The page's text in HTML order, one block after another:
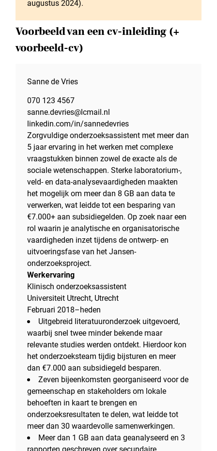
augustus 2024).
Voorbeeld van een cv-inleiding (+
voorbeeld-cv)
Sanne de Vries
070 123 4567
sanne.devries@lcmail.nl
linkedin.com/in/sannedevries
Zorgvuldige onderzoeksassistent met meer dan
5 jaar ervaring in het werken met complexe
vraagstukken binnen zowel de exacte als de
sociale wetenschappen. Sterke laboratorium-,
veld- en data-analysevaardigheden maakten
het mogelijk om meer dan 8 GB aan data te
verwerken, wat leidde tot een besparing van
€7.000+ aan subsidiegelden. Op zoek naar een
rol waarin je analytische en organisatorische
vaardigheden inzet tijdens de ontwerp- en
uitvoeringsfase van het Jansen-
onderzoeksproject.
Werkervaring
Klinisch onderzoeksassistent
Universiteit Utrecht, Utrecht
Februari 2018–heden
Uitgebreid literatuuronderzoek uitgevoerd,
waarbij snel twee minder bekende maar
relevante studies werden ontdekt. Hierdoor kon
het onderzoeksteam tijdig bijsturen en meer
dan €7.000 aan subsidiegeld besparen.
Zeven bijeenkomsten georganiseerd voor de
gemeenschap en stakeholders om lokale
behoeften in kaart te brengen en
onderzoeksresultaten te delen, wat leidde tot
meer dan 30 waardevolle samenwerkingen.
Meer dan 1 GB aan data geanalyseerd en 3